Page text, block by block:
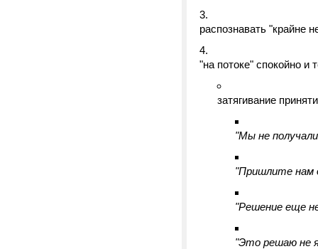
распознавать "крайне
"на потоке" спокойно и
затягивание
"Мы не
"Пришлите нам
"Решение еще
"Это решаю не